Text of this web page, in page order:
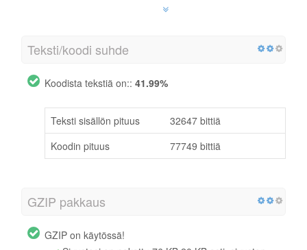
Teksti/koodi suhde
Koodista tekstiä on:: 41.99%
Teksti sisällön pituus
32647 bittiä
Koodin pituus
77749 bittiä
GZIP pakkaus
GZIP on käytössä!